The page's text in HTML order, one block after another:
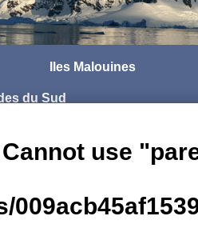
Iles Malouines
du Sud
use